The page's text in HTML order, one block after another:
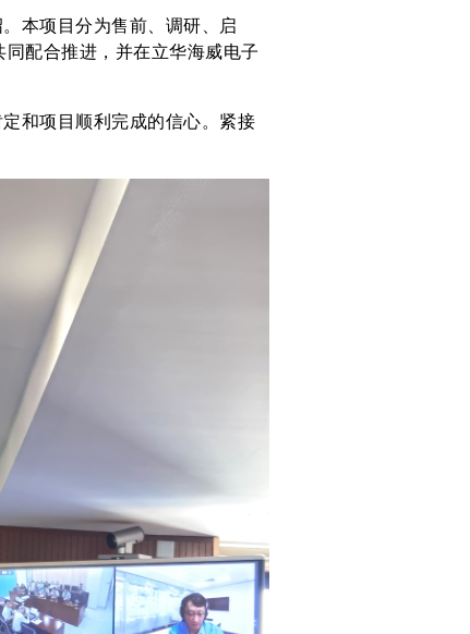
本项目分为售前、调研、启
配合推进，并在立华海威电子
和项目顺利完成的信心。紧接